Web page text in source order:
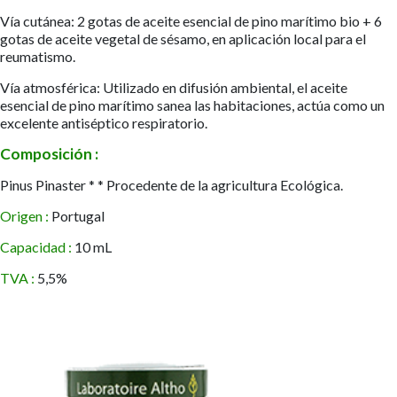
Vía cutánea: 2 gotas de aceite esencial de pino marítimo bio + 6
gotas de aceite vegetal de sésamo, en aplicación local para el
reumatismo.
Vía atmosférica: Utilizado en difusión ambiental, el aceite
esencial de pino marítimo sanea las habitaciones, actúa como un
excelente antiséptico respiratorio.
Composición :
Pinus Pinaster * * Procedente de la agricultura Ecológica.
Origen : Portugal
Capacidad : 10 mL
TVA : 5,5%